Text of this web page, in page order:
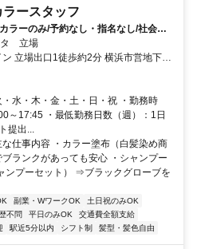
ースタッフ
ラーのみ/予約なし・指名なし/社会保
タ 立場
立場出口1徒歩約2分 横浜市営地下鉄
歩1分
水・木・金・土・日・祝 ・勤務時
～17:45 ・最低勤務日数（週）：1日
提出...
仕事内容 ・カラー塗布（白髪染め商
ランクがあっても安心 ・シャンプー
ンプーセット） ⇒ブラックグローブを
副業・WワークOK
土日祝のみOK
不問 平日のみOK
交通費全額支給
駅近5分以内 シフト制 髪型・髪色自由